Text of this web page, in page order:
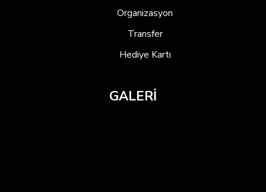
Organizasyon
Transfer
Hediye Kartı
GALERİ